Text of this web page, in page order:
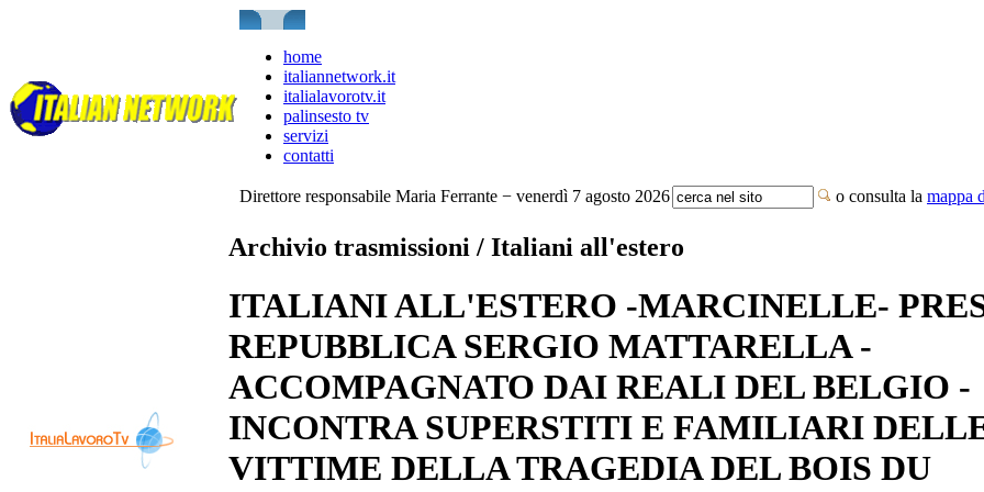
home
italiannetwork.it
italialavorotv.it
palinsesto tv
servizi
contatti
Direttore responsabile Maria Ferrante − venerdì 7 agosto 2026 o consulta la mappa
Archivio trasmissioni / Italiani all'estero
ITALIANI ALL'ESTERO -MARCINELLE-
REPUBBLICA SERGIO MATTARELLA -
ACCOMPAGNATO DAI REALI DEL BELGIO -
INCONTRA SUPERSTITI E FAMILIARI
VITTIME DELLA TRAGEDIA DEL BOIS DU